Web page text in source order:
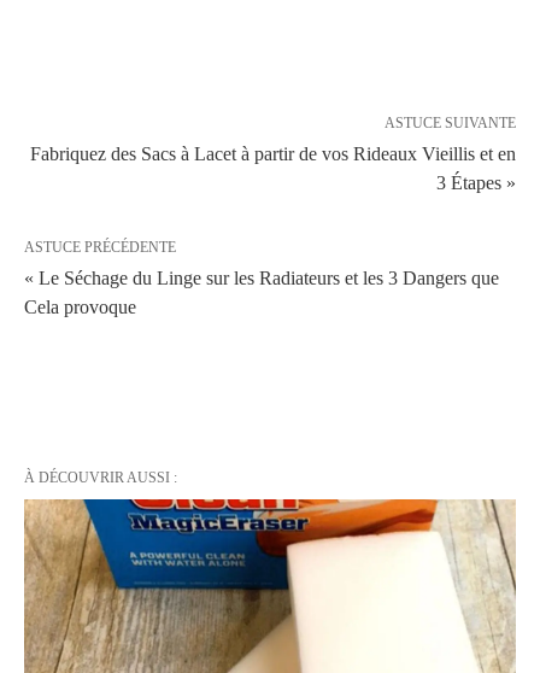
ASTUCE SUIVANTE
Fabriquez des Sacs à Lacet à partir de vos Rideaux Vieillis et en
3 Étapes »
ASTUCE PRÉCÉDENTE
« Le Séchage du Linge sur les Radiateurs et les 3 Dangers que
Cela provoque
À DÉCOUVRIR AUSSI :